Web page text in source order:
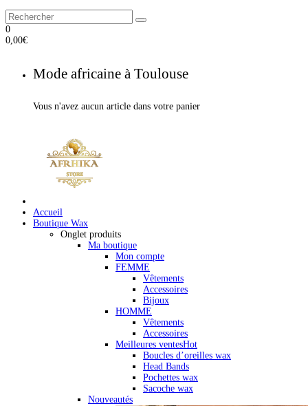
0
0,00€
Mode africaine à Toulouse
Vous n'avez aucun article dans votre panier
Accueil
Boutique Wax
Onglet produits
Ma boutique
Mon compte
FEMME
Vêtements
Accessoires
Bijoux
HOMME
Vêtements
Accessoires
Meilleures ventesHot
Boucles d’oreilles wax
Head Bands
Pochettes wax
Sacoche wax
Nouveautés